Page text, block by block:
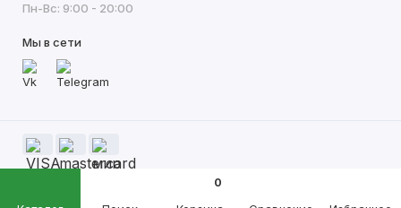
0
Пн-Вс: 9:00 - 20:00
Мы в сети